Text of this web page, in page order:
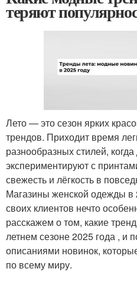
теряют
Лето — это сезон ярких
трендов. Приходит время
разнообразных стилей,
экспериментируют с
свежесть и лёгкость в
Магазины женской одежды в
своих клиентов нечто
расскажем о том, какие
летнем сезоне 2025 года , и
описаниями новинок,
по всему миру.